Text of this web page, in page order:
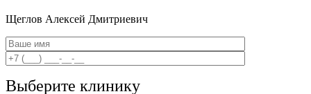
Щеглов Алексей Дмитриевич
Выберите клинику